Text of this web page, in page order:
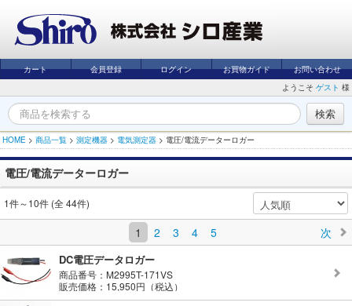
カート 会員登録 ログイン お買物ガイド
お問い合わせ
ようこそ ゲスト 様
HOME > 商品一覧 > 測定機器 > 電気測定器 > 電圧/電流データーロガー
電圧/電流データーロガー
1件～10件 (全 44件)
1 2 3 4 5 次
DC電圧データロガー
商品番号：M2995T-171VS
販売価格：15,950円（税込）